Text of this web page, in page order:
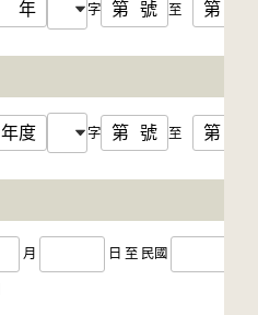
年 字 第 號 至 第
年度 字 第 號 至 第
月 日 至 民國